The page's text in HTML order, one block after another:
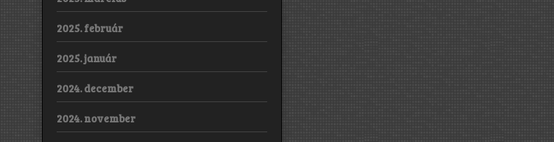
2025. február
2025. január
2024. december
2024. november